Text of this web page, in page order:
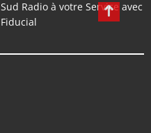
Sud Radio à votre Service avec
Fiducial